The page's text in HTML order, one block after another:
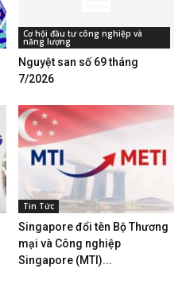
Cơ hội đầu tư công nghiệp và
năng lượng
Nguyệt san số 69 tháng
7/2026
Tin Tức
Singapore đổi tên Bộ Thương
mại và Công nghiệp
Singapore (MTI)...